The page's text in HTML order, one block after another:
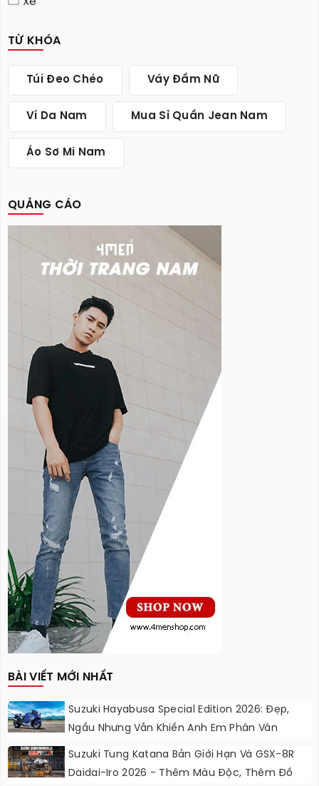
TỪ KHÓA
Túi Đeo Chéo Váy Đầm Nữ
Ví Da Nam Mua Sỉ Quần Jean Nam
Áo Sơ Mi Nam
QUẢNG CÁO
BÀI VIẾT MỚI NHẤT
Suzuki Hayabusa Special Edition 2026: Đẹp,
Ngầu Nhưng Vẫn Khiến Anh Em Phân Vân
Suzuki Tung Katana Bản Giới Hạn Và GSX-8R
Daidai-Iro 2026 - Thêm Màu Độc, Thêm Đồ